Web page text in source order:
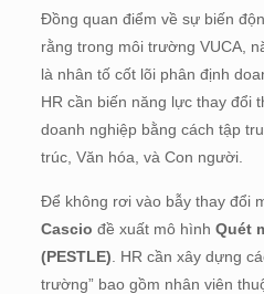
Đồng quan điểm về sự biến
rằng trong môi trường VUCA,
là nhân tố cốt lõi phân định
HR cần biến năng lực thay đổi
doanh nghiệp bằng cách tập
trúc, Văn hóa, và Con người.
Để không rơi vào bẫy thay đổi
Cascio đề xuất mô hình Quét
(PESTLE)
HR cần xây dựng
trường” bao gồm nhân viên